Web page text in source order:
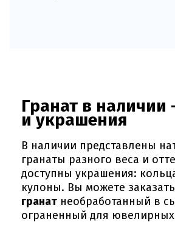
Гранат в
и украшения
В наличии представлены
гранаты разного веса и
доступны украшения:
кулоны. Вы можете
гранат необработанный в
ограненный для